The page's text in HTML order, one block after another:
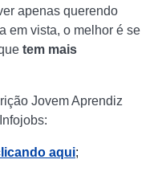
apenas querendo
em vista, o melhor é se
tem mais
Jovem Aprendiz
aqui;